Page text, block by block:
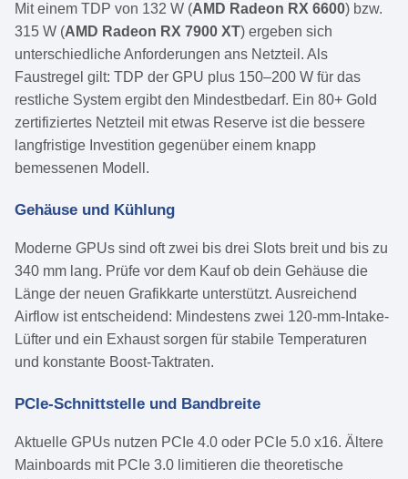
Mit einem TDP von 132 W (AMD Radeon RX 6600) bzw.
315 W (AMD Radeon RX 7900 XT) ergeben sich
unterschiedliche Anforderungen ans Netzteil. Als
Faustregel gilt: TDP der GPU plus 150–200 W für das
restliche System ergibt den Mindestbedarf. Ein 80+ Gold
zertifiziertes Netzteil mit etwas Reserve ist die bessere
langfristige Investition gegenüber einem knapp
bemessenen Modell.
Gehäuse und Kühlung
Moderne GPUs sind oft zwei bis drei Slots breit und bis zu
340 mm lang. Prüfe vor dem Kauf ob dein Gehäuse die
Länge der neuen Grafikkarte unterstützt. Ausreichend
Airflow ist entscheidend: Mindestens zwei 120-mm-Intake-
Lüfter und ein Exhaust sorgen für stabile Temperaturen
und konstante Boost-Taktraten.
PCIe-Schnittstelle und Bandbreite
Aktuelle GPUs nutzen PCIe 4.0 oder PCIe 5.0 x16. Ältere
Mainboards mit PCIe 3.0 limitieren die theoretische